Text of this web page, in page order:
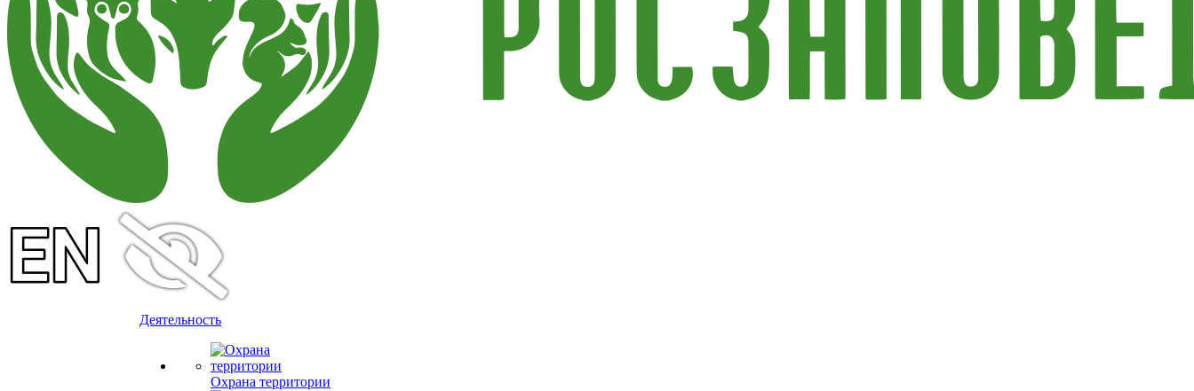
Деятельность
Охрана территории